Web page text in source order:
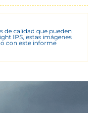
de calidad que pueden
IPS, estas imágenes
con este informe